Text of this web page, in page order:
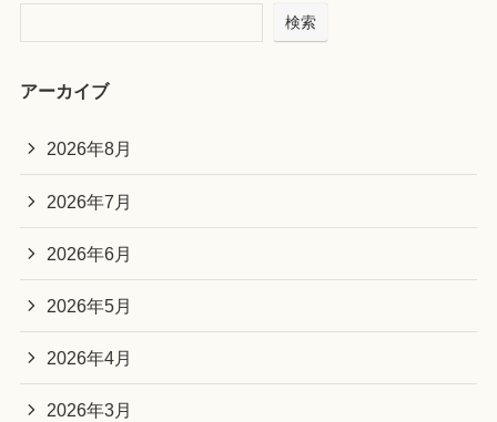
検索
アーカイブ
2026年8月
2026年7月
2026年6月
2026年5月
2026年4月
2026年3月